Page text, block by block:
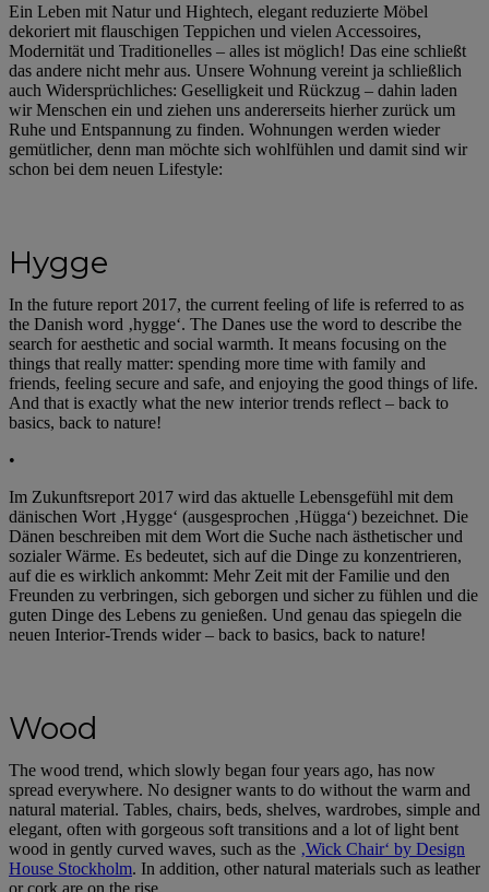
Ein Leben mit Natur und Hightech, elegant reduzierte Möbel
dekoriert mit flauschigen Teppichen und vielen Accessoires,
Modernität und Traditionelles – alles ist möglich! Das eine schließt
das andere nicht mehr aus. Unsere Wohnung vereint ja schließlich
auch Widersprüchliches: Geselligkeit und Rückzug – dahin laden
wir Menschen ein und ziehen uns andererseits hierher zurück um
Ruhe und Entspannung zu finden. Wohnungen werden wieder
gemütlicher, denn man möchte sich wohlfühlen und damit sind wir
schon bei dem neuen Lifestyle:
Hygge
In the future report 2017, the current feeling of life is referred to as
the Danish word ‚hygge‘. The Danes use the word to describe the
search for aesthetic and social warmth. It means focusing on the
things that really matter: spending more time with family and
friends, feeling secure and safe, and enjoying the good things of life.
And that is exactly what the new interior trends reflect – back to
basics, back to nature!
•
Im Zukunftsreport 2017 wird das aktuelle Lebensgefühl mit dem
dänischen Wort ‚Hygge‘ (ausgesprochen ‚Hügga‘) bezeichnet. Die
Dänen beschreiben mit dem Wort die Suche nach ästhetischer und
sozialer Wärme. Es bedeutet, sich auf die Dinge zu konzentrieren,
auf die es wirklich ankommt: Mehr Zeit mit der Familie und den
Freunden zu verbringen, sich geborgen und sicher zu fühlen und die
guten Dinge des Lebens zu genießen. Und genau das spiegeln die
neuen Interior-Trends wider – back to basics, back to nature!
Wood
The wood trend, which slowly began four years ago, has now
spread everywhere. No designer wants to do without the warm and
natural material. Tables, chairs, beds, shelves, wardrobes, simple and
elegant, often with gorgeous soft transitions and a lot of light bent
wood in gently curved waves, such as the ‚Wick Chair‘ by Design
House Stockholm. In addition, other natural materials such as leather
or cork are on the rise.